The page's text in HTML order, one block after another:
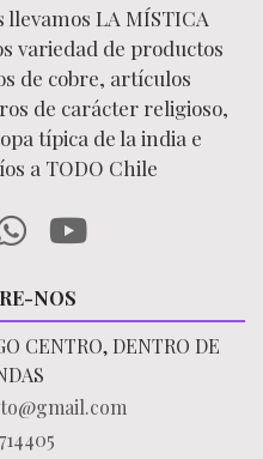
LA MÍSTICA
variedad de productos
de cobre, artículos
de carácter religioso,
típica de la india e
a TODO Chile
NOS
CENTRO, DENTRO DE